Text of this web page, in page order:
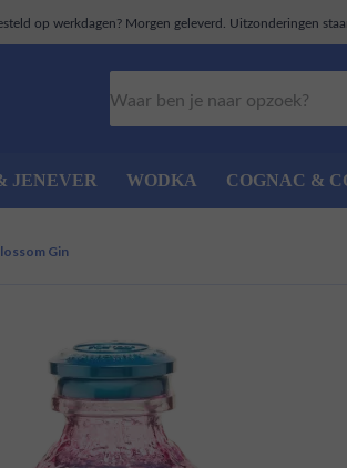
op werkdagen? Morgen geleverd. Uitzonderingen
JENEVER WODKA COGNAC &
Gin